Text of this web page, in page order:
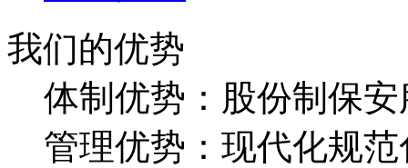
我们的优势
体制优势：股份制保
管理优势：现代化规范